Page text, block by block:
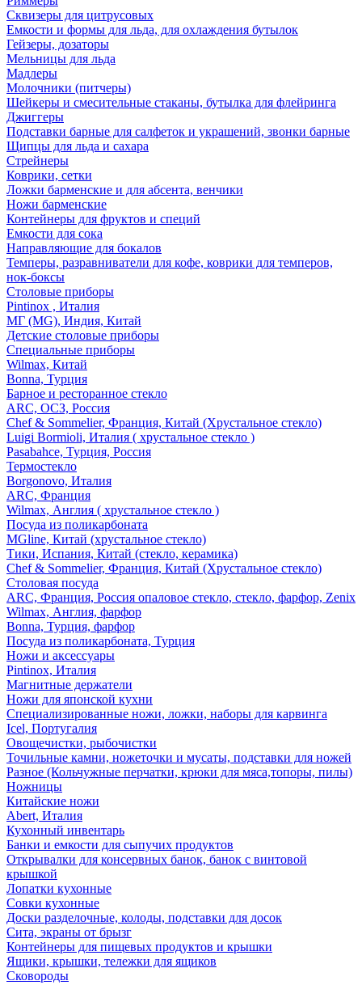
Сквизеры для цитрусовых
Емкости и формы для льда, для охлаждения бутылок
Гейзеры, дозаторы
Мельницы для льда
Мадлеры
Молочники (питчеры)
Шейкеры и смесительные стаканы, бутылка для флейринга
Джиггеры
Подставки барные для салфеток и украшений, звонки барные
Щипцы для льда и сахара
Стрейнеры
Коврики, сетки
Ложки барменские и для абсента, венчики
Ножи барменские
Контейнеры для фруктов и специй
Емкости для сока
Направляющие для бокалов
Темперы, разравниватели для кофе, коврики для темперов,
нок-боксы
Столовые приборы
Pintinox , Италия
МГ (MG), Индия, Китай
Детские столовые приборы
Специальные приборы
Wilmax, Китай
Bonna, Турция
Барное и ресторанное стекло
ARC, ОСЗ, Россия
Chef & Sommelier, Франция, Китай (Хрустальное стекло)
Luigi Bormioli, Италия ( хрустальное стекло )
Pasabahce, Турция, Россия
Термостекло
Borgonovo, Италия
ARC, Франция
Wilmax, Англия ( хрустальное стекло )
Посуда из поликарбоната
MGline, Китай (хрустальное стекло)
Тики, Испания, Китай (стекло, керамика)
Chef & Sommelier, Франция, Китай (Хрустальное стекло)
Столовая посуда
ARC, Франция, Россия опаловое стекло, стекло, фарфор, Zenix
Wilmax, Англия, фарфор
Bonna, Турция, фарфор
Посуда из поликарбоната, Турция
Ножи и аксессуары
Pintinox, Италия
Магнитные держатели
Ножи для японской кухни
Специализированные ножи, ложки, наборы для карвинга
Icel, Португалия
Овощечистки, рыбочистки
Точильные камни, ножеточки и мусаты, подставки для ножей
Разное (Кольчужные перчатки, крюки для мяса,топоры, пилы)
Ножницы
Китайские ножи
Abert, Италия
Кухонный инвентарь
Банки и емкости для сыпучих продуктов
Открывалки для консервных банок, банок с винтовой
крышкой
Лопатки кухонные
Совки кухонные
Доски разделочные, колоды, подставки для досок
Сита, экраны от брызг
Контейнеры для пищевых продуктов и крышки
Ящики, крышки, тележки для ящиков
Сковороды